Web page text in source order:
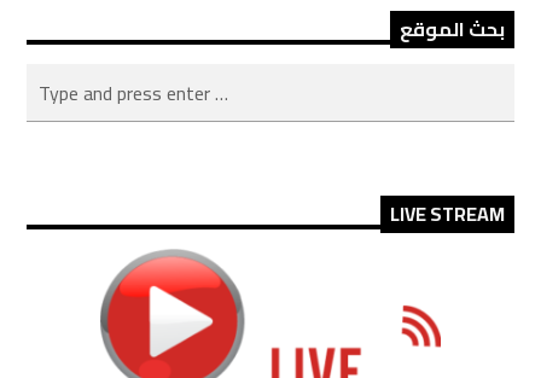
بحث الموقع
LIVE STREAM